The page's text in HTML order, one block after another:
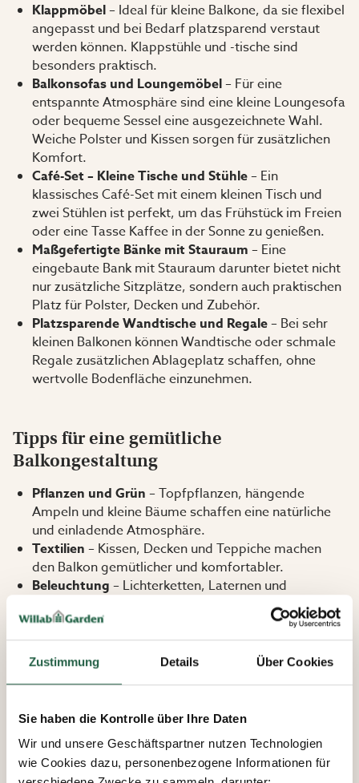
Zustimmung Details Über Cookies
Sie haben die Kontrolle über Ihre Daten
Wir und unsere Geschäftspartner nutzen Technologien
wie Cookies dazu, personenbezogene Informationen für
Klappmöbel– Ideal für kleine Balkone, da sie flexibel
angepasst und bei Bedarf platzsparend verstaut
werden können. Klappstühle und -tische sind
besonders praktisch.
Balkonsofas und Loungemöbel– Für eine
entspannte Atmosphäre sind eine kleine Loungesofa
oder bequeme Sessel eine ausgezeichnete Wahl.
Weiche Polster und Kissen sorgen für zusätzlichen
Komfort.
Café-Set – Kleine Tische und Stühle– Ein
klassisches Café-Set mit einem kleinen Tisch und
zwei Stühlen ist perfekt, um das Frühstück im Freien
oder eine Tasse Kaffee in der Sonne zu genießen.
Maßgefertigte Bänke mit Stauraum – Eine
eingebaute Bank mit Stauraum darunter bietet nicht
nur zusätzliche Sitzplätze, sondern auch praktischen
Platz für Polster, Decken und Zubehör.
Platzsparende Wandtische und Regale– Bei sehr
kleinen Balkonen können Wandtische oder schmale
Regale zusätzlichen Ablageplatz schaffen, ohne
wertvolle Bodenfläche einzunehmen.
Tipps für eine gemütliche
Balkongestaltung
Pflanzen und Grün – Topfpflanzen, hängende
Ampeln und kleine Bäume schaffen eine natürliche
und einladende Atmosphäre.
Textilien – Kissen, Decken und Teppiche machen
den Balkon gemütlicher und komfortabler.
Beleuchtung – Lichterketten, Laternen und
Solarleuchten sorgen für eine stimmungsvolle und
warme Atmosphäre in den Abendstunden.
Wind- und Sichtschutz– Ein stilvoller
Balkonsichtschutz oder Vorhänge bieten mehr
Egal, wie groß Ihr Balkon ist – mit den richtigen
Gartenmöbeln und Gestaltungsideen holen Sie das
Beste aus Ihrem Außenbereich heraus. Gestalten Sie
Ihren Balkon nach Ihrem persönlichen Stil und genießen